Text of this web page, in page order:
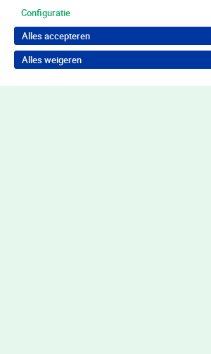
Configuratie
Alles accepteren
Alles weigeren